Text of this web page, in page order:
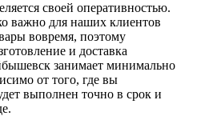
своей оперативностью.
важно для наших клиентов
вовремя, поэтому
и доставка
занимает минимально
от того, где вы
выполнен точно в срок и